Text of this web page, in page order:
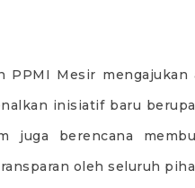
PPMI Mesir
inisiatif baru
juga berencana
oleh seluruh